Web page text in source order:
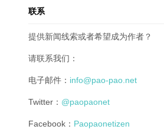
联系
提供新闻线索或者希望成为作者？
请联系我们：
电子邮件： info@pao-pao.net
Twitter： @paopaonet
Facebook： Paopaonetizen